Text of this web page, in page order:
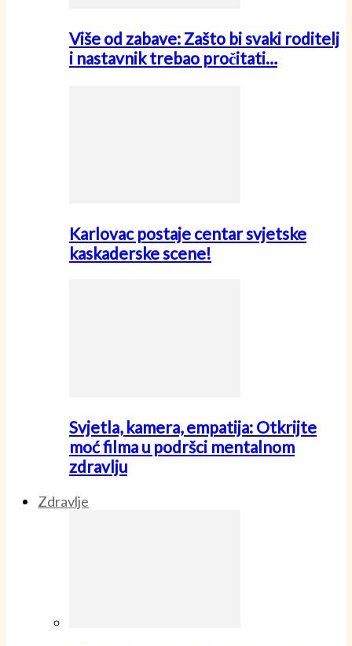
Više od zabave: Zašto bi svaki roditelj
i nastavnik trebao pročitati…
Karlovac postaje centar svjetske
kaskaderske scene!
Svjetla, kamera, empatija: Otkrijte
moć filma u podršci mentalnom
zdravlju
Zdravlje